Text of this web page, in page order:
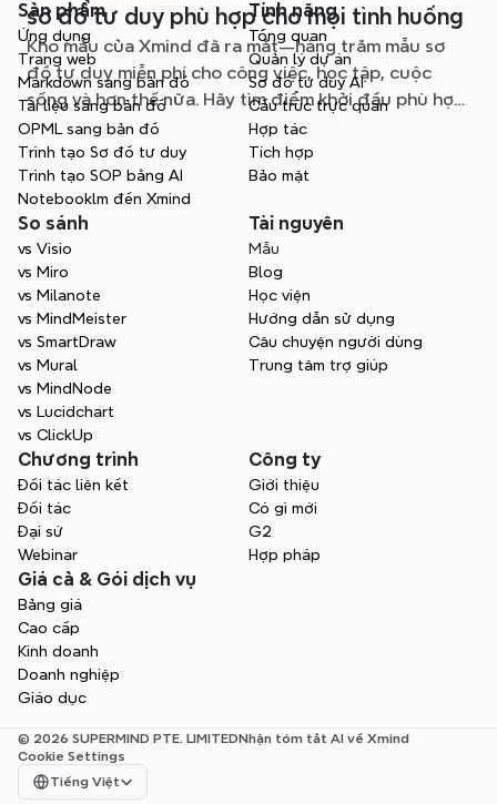
sơ đồ tư duy phù hợp cho mọi tình huống
Kho mẫu của Xmind đã ra mắt—hàng trăm mẫu sơ
đồ tư duy miễn phí cho công việc, học tập, cuộc
sống và hơn thế nữa. Hãy tìm điểm khởi đầu phù hợp
và bỏ qua trang giấy trắng.
Sản phẩm
Ứng dụng
Trang web
Markdown sang bản đồ
Tài liệu sang bản đồ
OPML sang bản đồ
Trình tạo Sơ đồ tư duy
Trình tạo SOP bằng AI
Notebooklm đến Xmind
Tính năng
Tổng quan
Quản lý dự án
Sơ đồ tư duy AI
Cấu trúc trực quan
Hợp tác
Tích hợp
Bảo mật
So sánh
vs Visio
vs Miro
vs Milanote
vs MindMeister
vs SmartDraw
vs Mural
vs MindNode
vs Lucidchart
vs ClickUp
Tài nguyên
Mẫu
Blog
Học viện
Hướng dẫn sử dụng
Câu chuyện người dùng
Trung tâm trợ giúp
Chương trình
Đối tác liên kết
Đối tác
Đại sứ
Webinar
Công ty
Giới thiệu
Có gì mới
G2
Hợp pháp
Giá cả & Gói dịch vụ
Bảng giá
Cao cấp
Kinh doanh
Doanh nghiệp
Giáo dục
© 2026 SUPERMIND PTE. LIMITEDNhận tóm tắt AI về Xmind
Cookie Settings
Select Language
Tiếng Việt